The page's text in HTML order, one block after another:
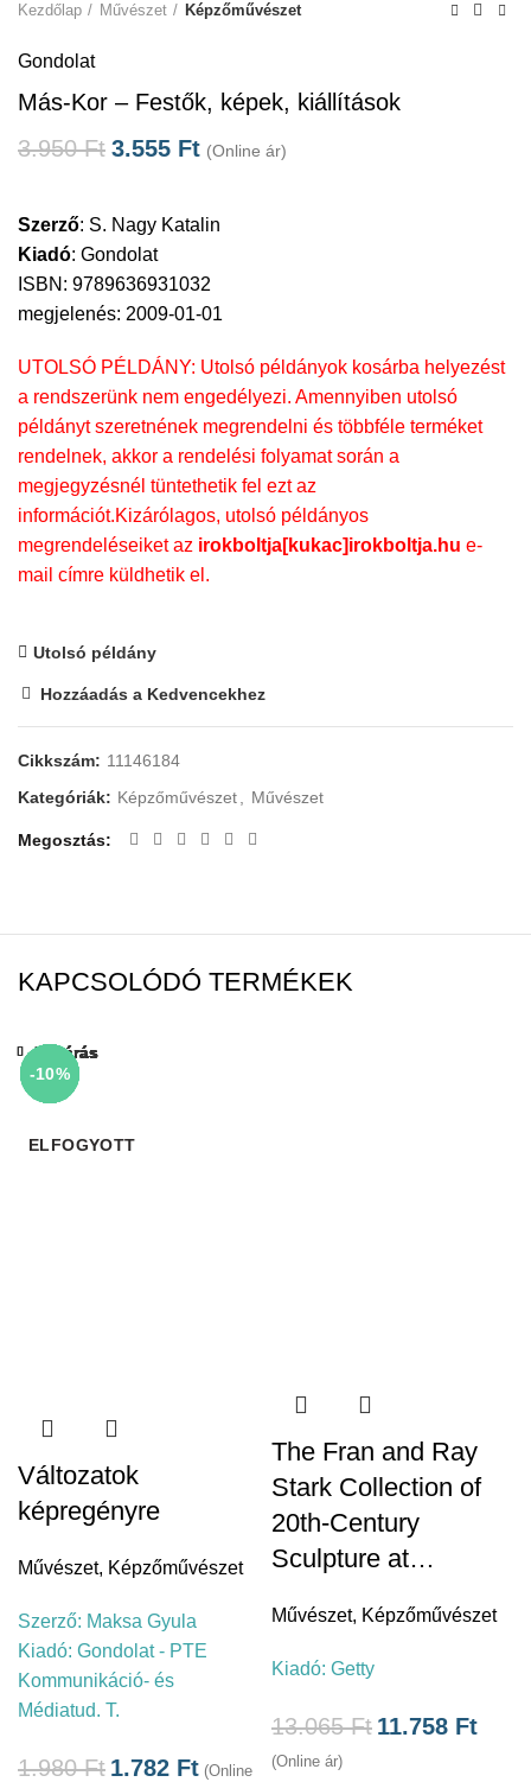
Kezdőlap Művészet Képzőművészet
Gondolat
Más-Kor – Festők, képek, kiállítások
3.950Ft 3.555 Ft (Online ár)
Szerző: S. Nagy Katalin
Kiadó: Gondolat
ISBN: 9789636931032
megjelenés: 2009-01-01
UTOLSÓ PÉLDÁNY: Utolsó példányok kosárba helyezést
a rendszerünk nem engedélyezi. Amennyiben utolsó
példányt szeretnének megrendelni és többféle terméket
rendelnek, akkor a rendelési folyamat során a
megjegyzésnél tüntethetik fel ezt az
információt.Kizárólagos, utolsó példányos
megrendeléseiket az irokboltja[kukac]irokboltja.hu e-
mail címre küldhetik el.
Utolsó példány
Hozzáadás a Kedvencekhez
Cikkszám: 11146184
Kategóriák: Képzőművészet Művészet
Megosztás
KAPCSOLÓDÓ TERMÉKEK
-10%
Bezárás
Változatok
képregényre
Művészet, Képzőművészet
Szerző: Maksa Gyula
Kiadó: Gondolat - PTE
Kommunikáció- és
Médiatud. T.
1.980Ft 1.782 Ft (Online
-10%
Bezárás
The Fran and Ray
Stark Collection of
20th-Century
Sculpture at…
Művészet, Képzőművészet
Kiadó: Getty
13.065Ft 11.758 Ft
(Online ár)
-10%
Bezárás
-10%
Bezárás
-10%
Bezárás
-10%
Bezárás
-10%
ELFOGYOTT
Bezárás
-10%
Bezárás